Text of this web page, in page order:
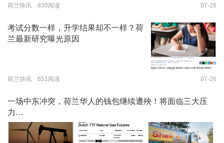
荷兰快讯 830阅读 07-26
考试分数一样，升学结果却不一样？荷
兰最新研究曝光原因
荷兰快讯 651阅读 07-26
一场中东冲突，荷兰华人的钱包继续遭殃！将面临三大压
力…